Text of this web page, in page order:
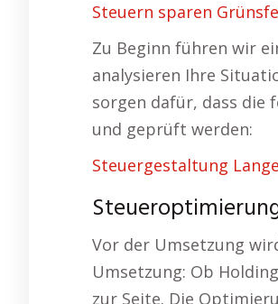
Steuern sparen
Zu Beginn führen wir
analysieren Ihre
sorgen dafür, dass die
und geprüft werden:
Steuergestaltung
Vor der Umsetzung
Umsetzung: Ob
zur Seite. Die